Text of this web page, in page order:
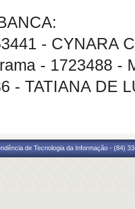
- CYNARA
- 1723488 -
- TATIANA DE
de Tecnologia da Informação - (84)